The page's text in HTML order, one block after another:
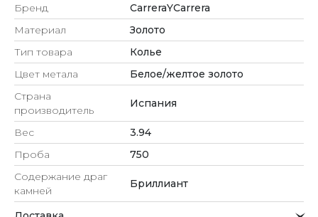
Бренд
CarreraYCarrera
Материал
Золото
Тип товара
Колье
Цвет метала
Белое/желтое золото
Страна
производитель
Испания
Вес
3.94
Проба
750
Содержание драг
камней
Бриллиант